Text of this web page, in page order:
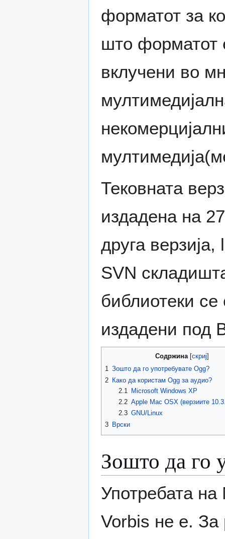
форматот за
што форматот
вклучени во
Тековната
издадена на
друга
SVN
библиотеки
издадени под
Содржина
1 Зошто да го употребувате Ogg?
2 Како да користам Ogg за аудио?
2.1
Microsoft Windows XP
2.2 Apple Mac OSX (верзиите
2.3 GNU/Linux
3 Врски
Зошто да го
Употребата на
Vorbis не е. За